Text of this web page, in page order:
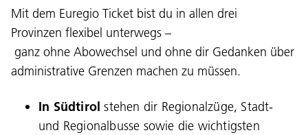
Mit dem Euregio Ticket bist du in allen drei
Provinzen flexibel unterwegs –
ganz ohne Abowechsel und ohne dir Gedanken über
administrative Grenzen machen zu müssen.
In Südtirol stehen dir Regionalzüge, Stadt-
und Regionalbusse sowie die wichtigsten